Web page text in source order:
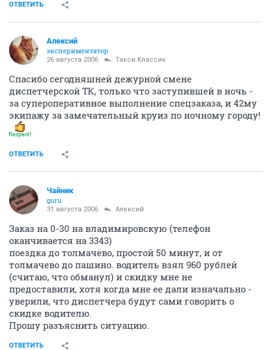
ОТВЕТИТЬ
Алексий
экспериментатор
26 августа 2006 Такси Классик
Спасибо сегодняшней дежурной смене
диспетчерской ТК, только что заступившей в ночь -
за супероперативное выполнение спецзаказа, и 42му
экипажу за замечательный круиз по ночному городу!
ОТВЕТИТЬ
Чайник
guru
31 августа 2006 Алексий
Заказ на 0-30 на владимировскую (телефон
оканчивается на 3343)
поездка до толмачево, простой 50 минут, и от
толмачево до пашино. водитель взял 960 рублей
(считаю, что обманул) и скидку мне не
предоставили, хотя когда мне ее дали изначально -
уверили, что диспетчера будут сами говорить о
скидке водителю.
Прошу разъяснить ситуацию.
ОТВЕТИТЬ